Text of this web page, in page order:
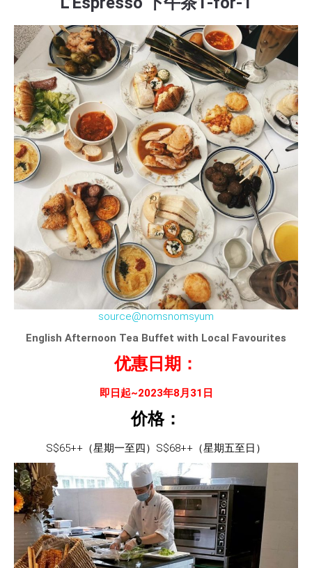
source@nomsnomsyum
English Afternoon Tea Buffet with Local Favourites
优惠日期：
即日起~2023年8月31日
价格：
S$65++（星期一至四）S$68++（星期五至日）